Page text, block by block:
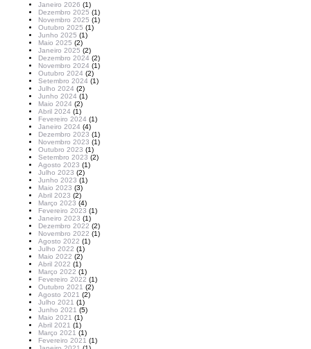
Janeiro 2026 (1)
Dezembro 2025 (1)
Novembro 2025 (1)
Outubro 2025 (1)
Junho 2025 (1)
Maio 2025 (2)
Janeiro 2025 (2)
Dezembro 2024 (2)
Novembro 2024 (1)
Outubro 2024 (2)
Setembro 2024 (1)
Julho 2024 (2)
Junho 2024 (1)
Maio 2024 (2)
Abril 2024 (1)
Fevereiro 2024 (1)
Janeiro 2024 (4)
Dezembro 2023 (1)
Novembro 2023 (1)
Outubro 2023 (1)
Setembro 2023 (2)
Agosto 2023 (1)
Julho 2023 (2)
Junho 2023 (1)
Maio 2023 (3)
Abril 2023 (2)
Março 2023 (4)
Fevereiro 2023 (1)
Janeiro 2023 (1)
Dezembro 2022 (2)
Novembro 2022 (1)
Agosto 2022 (1)
Julho 2022 (1)
Maio 2022 (2)
Abril 2022 (1)
Março 2022 (1)
Fevereiro 2022 (1)
Outubro 2021 (2)
Agosto 2021 (2)
Julho 2021 (1)
Junho 2021 (5)
Maio 2021 (1)
Abril 2021 (1)
Março 2021 (1)
Fevereiro 2021 (1)